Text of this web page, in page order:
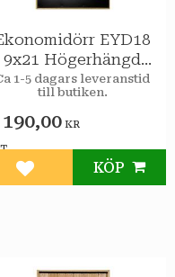
EYD18
9x21 Högerhängd
STAR Varmförråd
1-5 dagars leveranstid
till butiken.
190,00 KR
Lägg till i favoriter
KÖP